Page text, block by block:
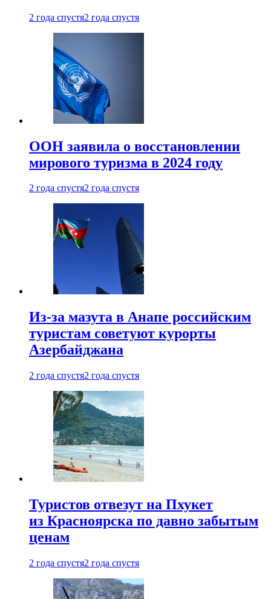
2 года спустя2 года спустя
ООН заявила о восстановлении
мирового туризма в 2024 году
2 года спустя2 года спустя
Из-за мазута в Анапе российским
туристам советуют курорты
Азербайджана
2 года спустя2 года спустя
Туристов отвезут на Пхукет
из Красноярска по давно забытым
ценам
2 года спустя2 года спустя